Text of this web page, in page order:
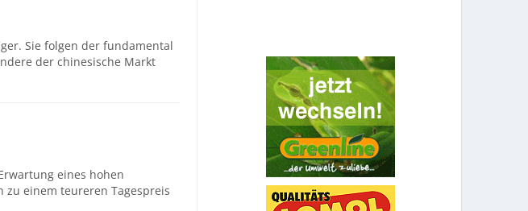
Sie folgen der fundamental
der chinesische Markt
eines hohen
einem teureren Tagespreis